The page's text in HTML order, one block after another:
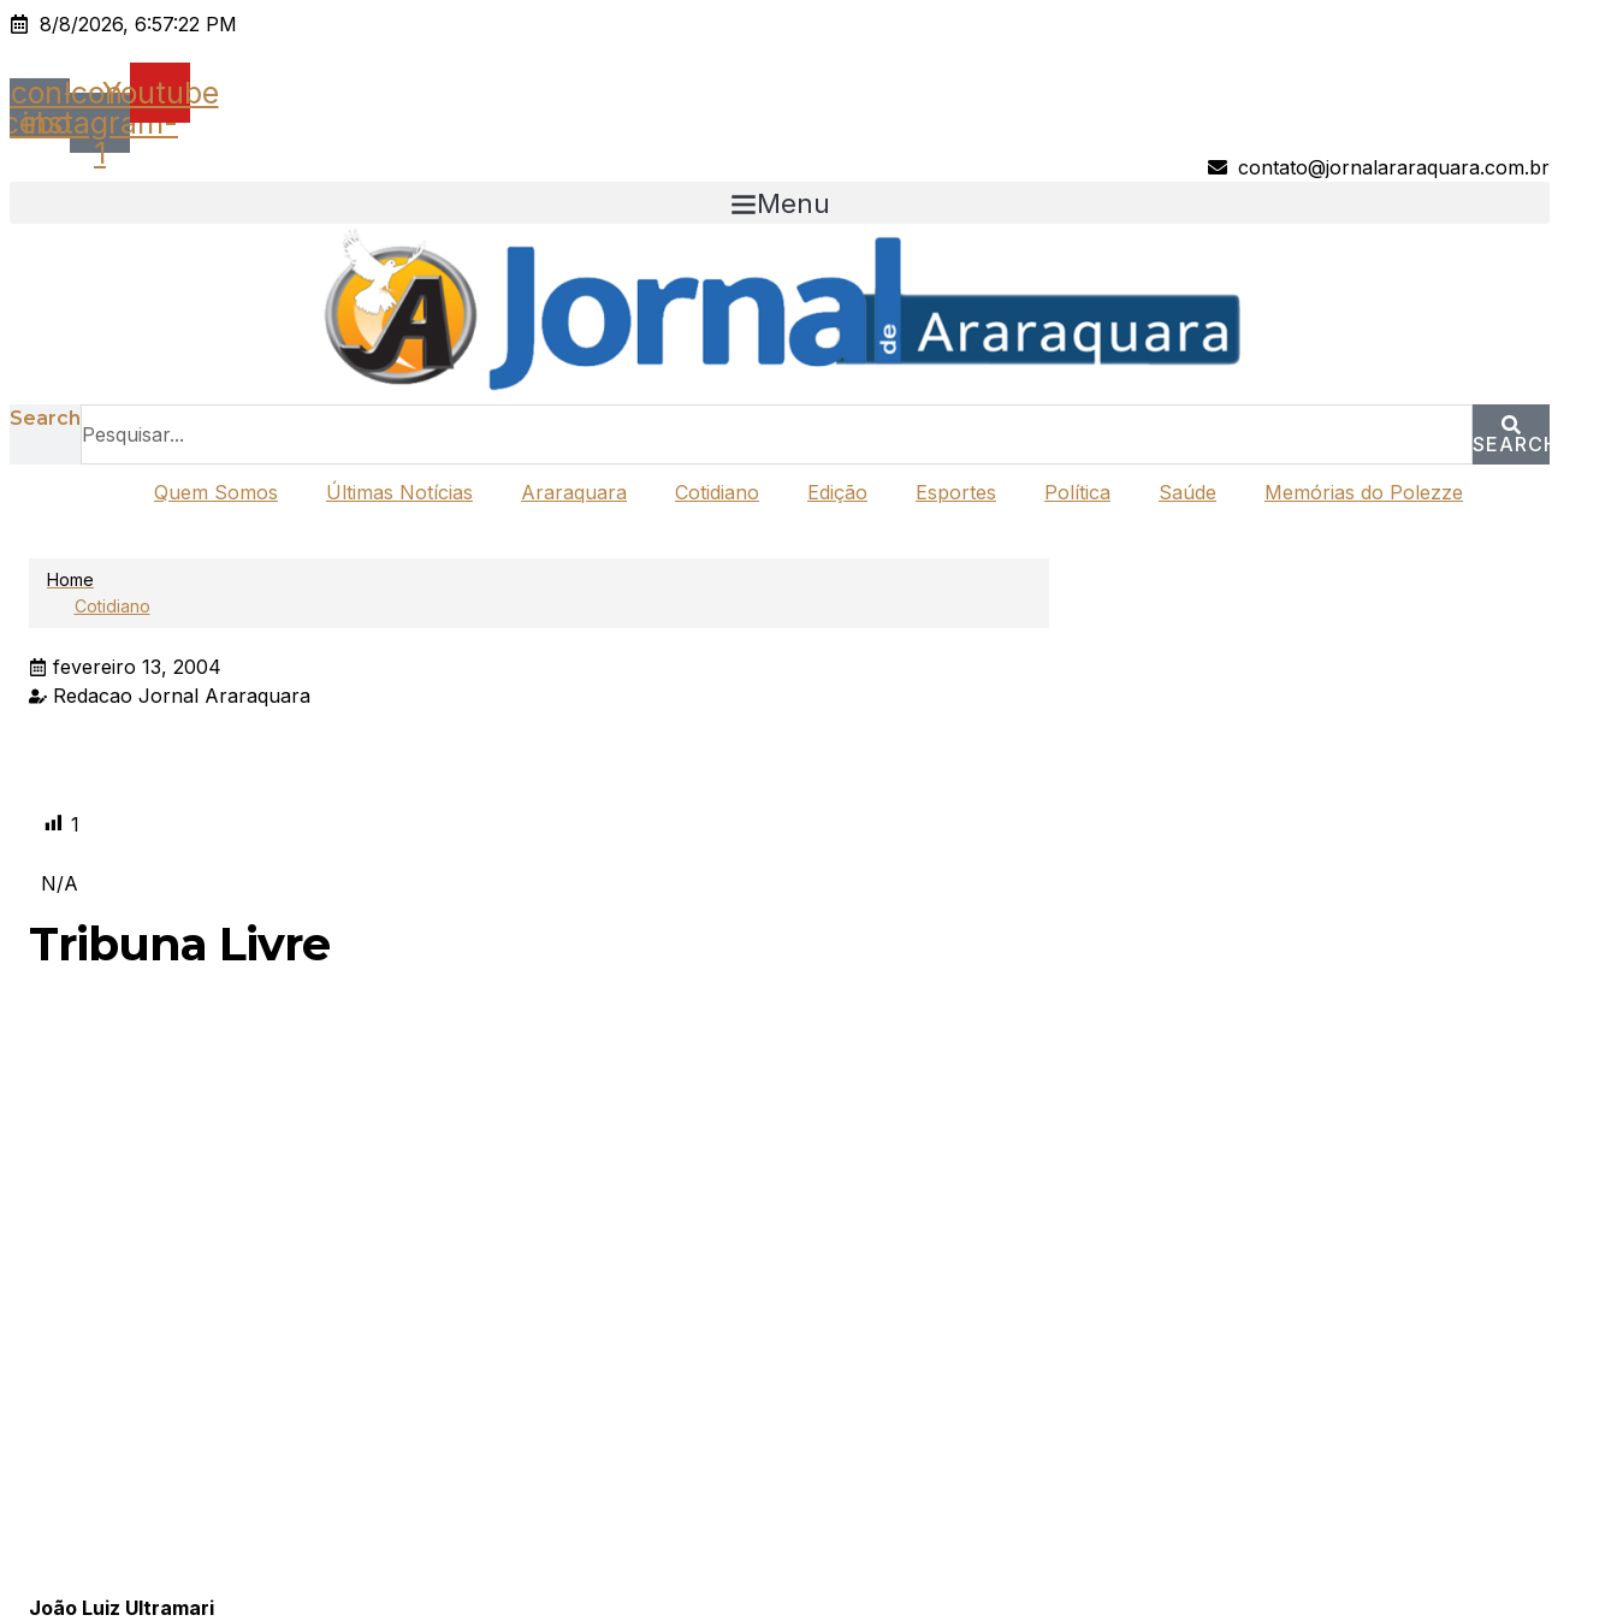
Ir
o
conteúdo
8/8/2026, 6:57:22 PM
Icon-Icon-
instagram-
1
Youtube
contato@jornalararaquara.com.br
Menu
Search
SEARCH
Quem Somos
Últimas Notícias Araraquara Cotidiano Edição Esportes Política Saúde Memórias do Polezze
Home
Cotidiano
fevereiro 13, 2004
Redacao Jornal Araraquara
1
N/A
Tribuna Livre
João Luiz Ultramari